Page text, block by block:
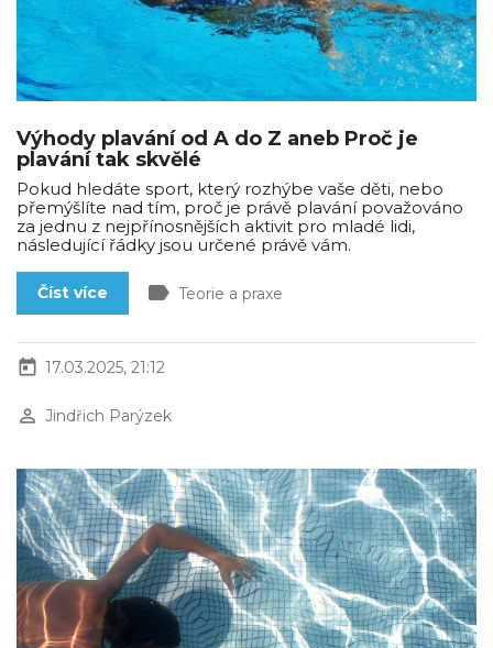
Výhody plavání od A do Z aneb Proč je
plavání tak skvělé
Pokud hledáte sport, který rozhýbe vaše děti, nebo
přemýšlíte nad tím, proč je právě plavání považováno
za jednu z nejpřínosnějších aktivit pro mladé lidi,
následující řádky jsou určené právě vám.
Číst více label Teorie a praxe
today 17.03.2025, 21:12
perm_identity Jindřich Parýzek